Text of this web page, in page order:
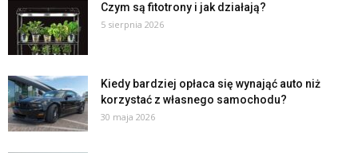
Czym są fitotrony i jak działają?
5 sierpnia 2026
Kiedy bardziej opłaca się wynająć auto niż
korzystać z własnego samochodu?
30 maja 2026